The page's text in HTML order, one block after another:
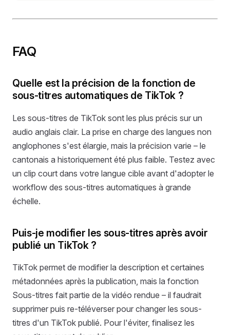
FAQ
Quelle est la précision de la fonction de
sous-titres automatiques de TikTok ?
Les sous-titres de TikTok sont les plus précis sur un
audio anglais clair. La prise en charge des langues non
anglophones s'est élargie, mais la précision varie – le
cantonais a historiquement été plus faible. Testez avec
un clip court dans votre langue cible avant d'adopter le
workflow des sous-titres automatiques à grande
échelle.
Puis-je modifier les sous-titres après avoir
publié un TikTok ?
TikTok permet de modifier la description et certaines
métadonnées après la publication, mais la fonction
Sous-titres fait partie de la vidéo rendue – il faudrait
supprimer puis re-téléverser pour changer les sous-
titres d'un TikTok publié. Pour l'éviter, finalisez les